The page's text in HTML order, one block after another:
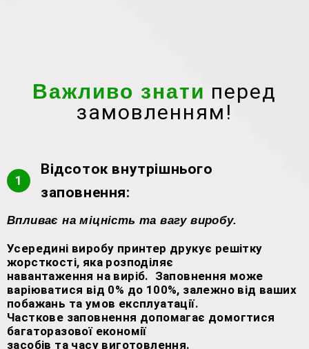
Важливо знати перед
замовленням!
1
Відсоток внутрішнього
заповнення:
Впливає на міцність та вагу виробу.
Усередині виробу принтер друкує решітку
жорсткості, яка розподіляє
навантаження на виріб. Заповнення може
варіюватися від 0% до 100%, залежно від ваших
побажань та умов експлуатації.
Часткове заповнення допомагає домогтися
багаторазової економії
засобів та часу виготовлення.